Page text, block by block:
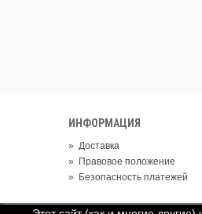
ИНФОРМАЦИЯ
» Доставка
» Правовое положение
» Безопасность платежей